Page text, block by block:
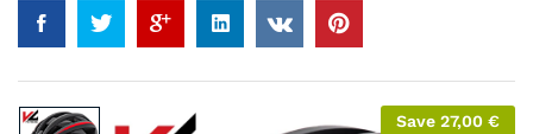
Save 27,00 €